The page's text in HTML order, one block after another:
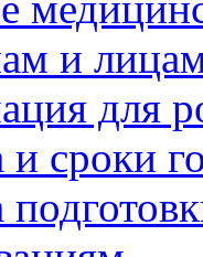
и
для
сроки